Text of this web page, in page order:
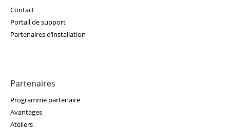
Contact
Portail de support
Partenaires d‘installation
Partenaires
Programme partenaire
Avantages
Ateliers